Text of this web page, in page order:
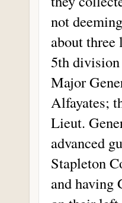
not
about three
5th division
Major
Alfayates;
Lieut.
advanced
Stapleton
and having